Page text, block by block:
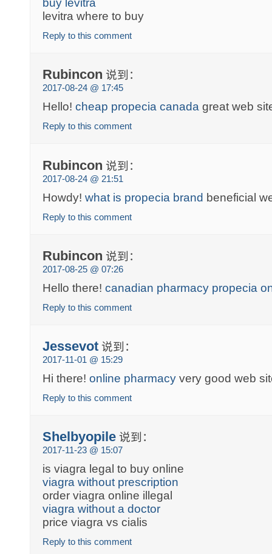
buy levitra
levitra where to buy
Reply to this comment
Rubincon 说到：
2017-08-24 @ 17:45
Hello!cheap propecia canada great web
Reply to this comment
Rubincon 说到：
2017-08-24 @ 21:51
Howdy!what is propecia brand beneficial
Reply to this comment
Rubincon 说到：
2017-08-25 @ 07:26
Hello there!canadian pharmacy propecia
Reply to this comment
Jessevot 说到：
2017-11-01 @ 15:29
Hi there!online pharmacy very good web
Reply to this comment
Shelbyopile 说到：
2017-11-23 @ 15:07
is viagra legal to buy online
viagra without prescription
order viagra online illegal
viagra without a doctor
price viagra vs cialis
Reply to this comment